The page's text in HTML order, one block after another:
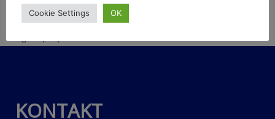
personnel. Le 7 avril, elle a élu à l’unanimité le président
de la commission des transports, Udo Schiefner, MdB,
du groupe parlementaire SPD.
KONTAKT
Cookie Settings OK